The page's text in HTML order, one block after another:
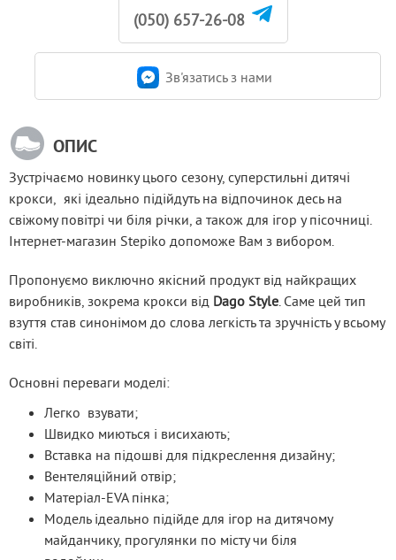
(050) 657-26-08
Зв'язатись з нами
ОПИС
Зустрічаємо новинку цього сезону, суперстильні дитячі
крокси,  які ідеально підійдуть на відпочинок десь на
свіжому повітрі чи біля річки, а також для ігор у пісочниці.
Інтернет-магазин Stepiko допоможе Вам з вибором.
Пропонуємо виключно якісний продукт від найкращих
виробників, зокрема крокси від Dago Style. Саме цей тип
взуття став синонімом до слова легкість та зручність у всьому
світі.
Основні переваги моделі:
Легко взувати;
Швидко миються і висихають;
Вставка на підошві для підкреслення дизайну;
Вентеляційний отвір;
Матеріал-EVA пінка;
Модель ідеально підійде для ігор на дитячому
майданчику, прогулянки по місту чи біля